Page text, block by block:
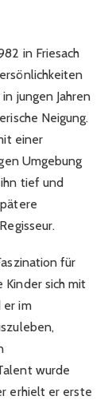
in Friesach
jungen Jahren
Neigung.
einer
Umgebung
tief und
für
Kinder sich mit
er im
wurde
erhielt er erste